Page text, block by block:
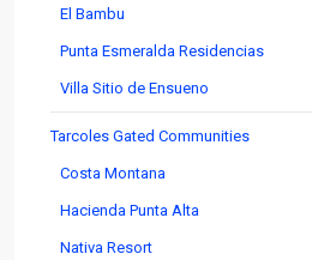
El Bambu
Punta Esmeralda Residencias
Villa Sitio de Ensueno
Tarcoles Gated Communities
Costa Montana
Hacienda Punta Alta
Nativa Resort